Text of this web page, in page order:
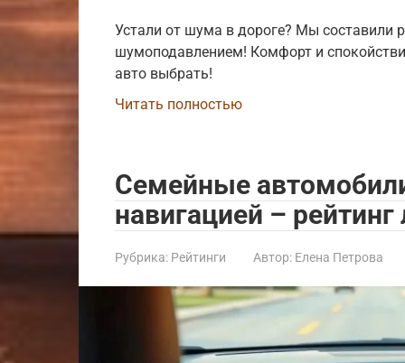
Устали от шума в дороге? Мы составили
шумоподавлением! Комфорт и
авто выбрать!
Читать полностью
Семейные
навигацией –
Рубрика: Рейтинги Автор: Елена Петрова